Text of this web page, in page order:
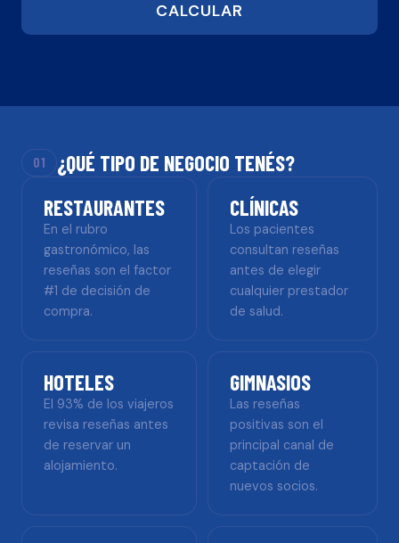
CALCULAR
01
¿QUÉ TIPO DE NEGOCIO TENÉS?
RESTAURANTES
En el rubro
gastronómico, las
reseñas son el factor
#1 de decisión de
compra.
CLÍNICAS
Los pacientes
consultan reseñas
antes de elegir
cualquier prestador
de salud.
HOTELES
El 93% de los viajeros
revisa reseñas antes
de reservar un
alojamiento.
GIMNASIOS
Las reseñas
positivas son el
principal canal de
captación de
nuevos socios.